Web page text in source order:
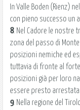
In Valle Boden (Rienz)
con pieno successo un
8. Nel Cadore le nostre
zona del passo di
posizioni nemiche ed
tuttavia di fronte al
posizioni già per loro
essere presto arrestata.
9. Nella regione del